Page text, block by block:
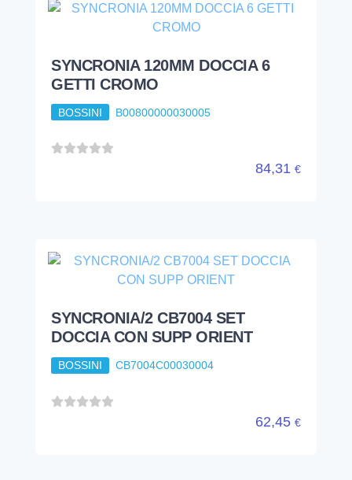
SYNCRONIA 120MM DOCCIA 6
GETTI CROMO
BOSSINI B00800000030005
84,31 €
SYNCRONIA/2 CB7004 SET
DOCCIA CON SUPP ORIENT
BOSSINI CB7004C00030004
62,45 €